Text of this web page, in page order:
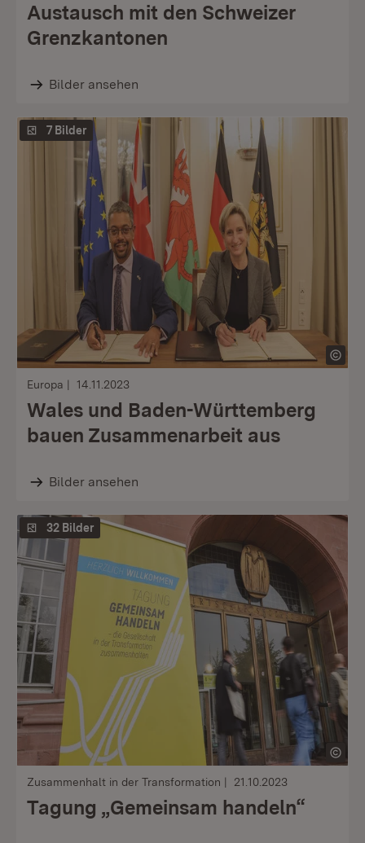
Austausch mit den Schweizer
Grenzkantonen
Bilder ansehen
7 Bilder
Europa 14.11.2023
Wales und Baden-Württemberg
bauen Zusammenarbeit aus
Bilder ansehen
32 Bilder
Zusammenhalt in der Transformation 21.10.2023
Tagung „Gemeinsam handeln“